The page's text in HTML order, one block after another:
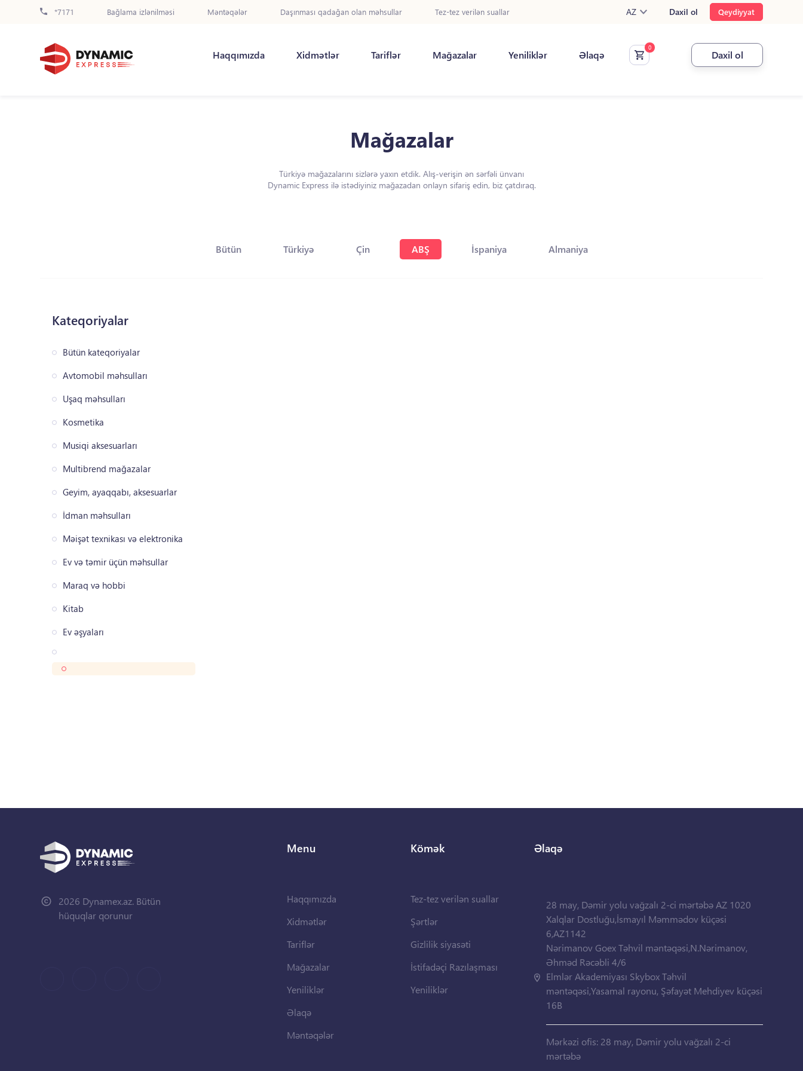
*7171 Bağlama izlənilməsi Məntəqələr Daşınması qadağan olan məhsullar Tez-tez verilən suallar AZ Daxil ol Qeydiyyat
Haqqımızda Xidmətlər Tariflər Mağazalar Yeniliklər Əlaqə Daxil ol
Mağazalar
Türkiyə mağazalarını sizlərə yaxın etdik. Alış-verişin ən sərfəli ünvanı
Dynamic Express ilə istədiyiniz mağazadan onlayn sifariş edin, biz çatdıraq.
Bütün Türkiyə Çin ABŞ İspaniya Almaniya
Kateqoriyalar
Bütün kateqoriyalar
Avtomobil məhsulları
Uşaq məhsulları
Kosmetika
Musiqi aksesuarları
Multibrend mağazalar
Geyim, ayaqqabı, aksesuarlar
İdman məhsulları
Məişət texnikası və elektronika
Ev və təmir üçün məhsullar
Maraq və hobbi
Kitab
Ev əşyaları
2026 Dynamex.az. Bütün
hüquqlar qorunur
Menu
Haqqımızda
Xidmətlər
Tariflər
Mağazalar
Yeniliklər
Əlaqə
Məntəqələr
Kömək
Tez-tez verilən suallar
Şərtlər
Gizlilik siyasəti
İstifadəçi Razılaşması
Yeniliklər
Əlaqə
28 may, Dəmir yolu vağzalı 2-ci mərtəbə AZ 1020
Xalqlar Dostluğu,İsmayıl Məmmədov küçəsi
6,AZ1142
Nərimanov Goex Təhvil məntəqəsi,N.Nərimanov,
Əhməd Rəcəbli 4/6
Elmlər Akademiyası Skybox Təhvil
məntəqəsi,Yasamal rayonu, Şəfayət Mehdiyev küçəsi
16B
Mərkəzi ofis: 28 may, Dəmir yolu vağzalı 2-ci
mərtəbə